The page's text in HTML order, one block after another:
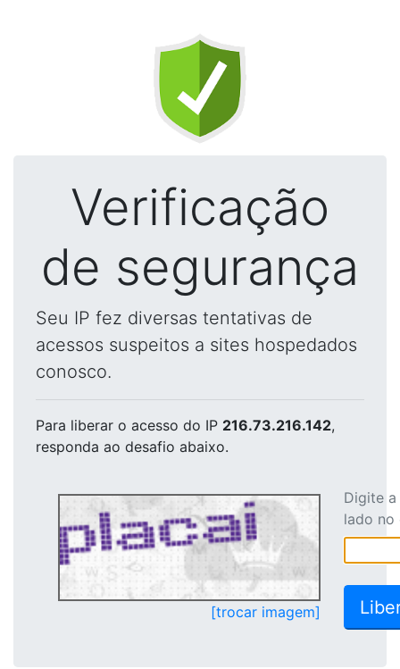
Verificação
de segurança
Seu IP fez diversas tentativas de
acessos suspeitos a sites hospedados
conosco.
Para liberar o acesso do IP 216.73.216.142,
responda ao desafio abaixo.
[trocar imagem]
Digite
lado no